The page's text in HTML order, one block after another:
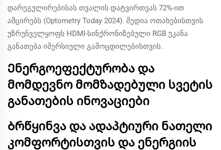
დარეგულირებისას თვალის დატვირთვას 72%-ით
ამცირებს (Optometry Today 2024). მედია ოთახებისთვის
უზრუნველყოფს HDMI-სინქრონიზებული RGB უკანა
განათება იმერსიული გამოცდილებისთვის.
Ენერგოეფექტურობა და
მომდევნო მომზადებული სვეტის
განათების ინოვაციები
Ბრწყინვა და ადაპტიური ნათელი
კომფორტისთვის და ენერგიის